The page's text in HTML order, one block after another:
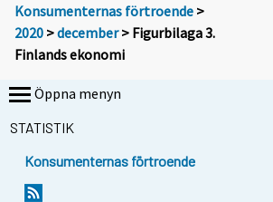
Konsumenternas förtroende >
2020 >december> Figurbilaga 3.
Finlands ekonomi
Öppna menyn
STATISTIK
Konsumenternas förtroende